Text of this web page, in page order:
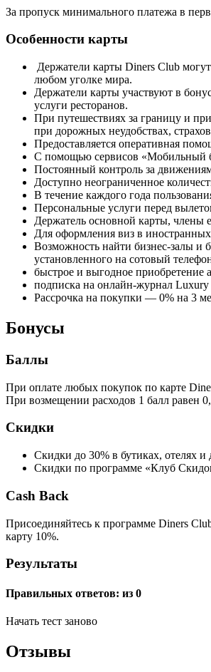
За пропуск минимального платежа в
Особенности карты
Держатели карты Diners Club
любом уголке мира.
Держатели карты участвуют в
услуги ресторанов.
При путешествиях за границу и
при дорожных неудобствах,
Предоставляется оперативная
С помощью сервисов «Мобильный
Постоянный контроль за
Доступно неограниченное
В течение каждого года
Персональные услуги перед
Держатель основной карты, члены
Для оформления виз в
Возможность найти бизнес-залы
установленного на сотовый
быстрое и выгодное приобретение
подписка на онлайн-журнал
Рассрочка на покупки — 0% на 3
Бонусы
Баллы
При оплате любых покупок по карте
При возмещении расходов 1 балл равен
Скидки
Скидки до 30% в бутиках, отелях
Скидки по программе «Клуб
Cash Back
Присоединяйтесь к программе Diners
карту 10%.
Результаты
Правильных ответов: из 0
Начать тест заново
Отзывы